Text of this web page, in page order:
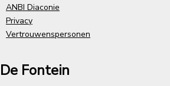
ANBI Diaconie
Privacy
Vertrouwenspersonen
De Fontein